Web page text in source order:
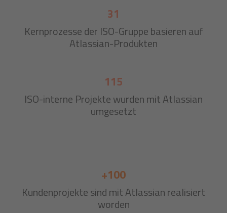
31
Kernprozesse der ISO-Gruppe basieren auf
Atlassian-Produkten
115
ISO-interne Projekte wurden mit Atlassian
umgesetzt
+100
Kundenprojekte sind mit Atlassian realisiert
worden